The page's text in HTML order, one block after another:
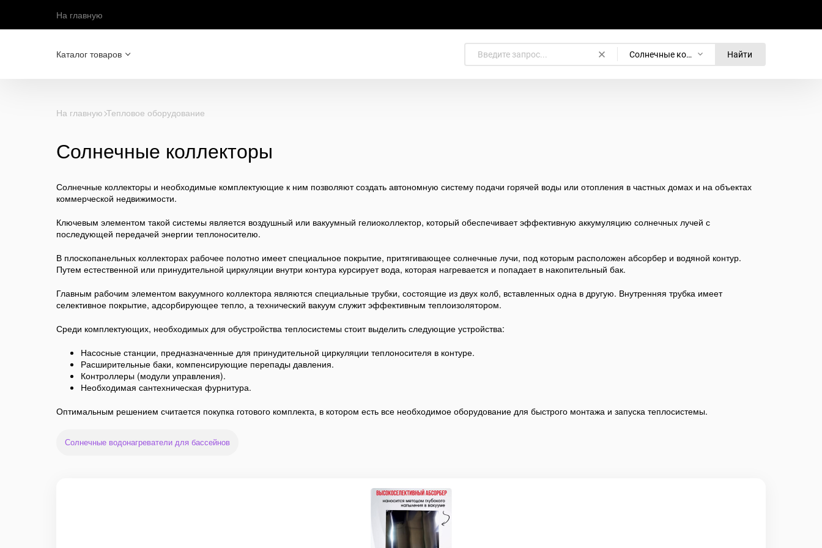
На главную
Каталог товаров Солнечные коллекторы Найти
На главную Тепловое оборудование
Солнечные коллекторы
Солнечные коллекторы и необходимые комплектующие к ним позволяют создать автономную систему подачи горячей воды или отопления в частных домах и на объектах
коммерческой недвижимости.
Ключевым элементом такой системы является воздушный или вакуумный гелиоколлектор, который обеспечивает эффективную аккумуляцию солнечных лучей с
последующей передачей энергии теплоносителю.
В плоскопанельных коллекторах рабочее полотно имеет специальное покрытие, притягивающее солнечные лучи, под которым расположен абсорбер и водяной контур.
Путем естественной или принудительной циркуляции внутри контура курсирует вода, которая нагревается и попадает в накопительный бак.
Главным рабочим элементом вакуумного коллектора являются специальные трубки, состоящие из двух колб, вставленных одна в другую. Внутренняя трубка имеет
селективное покрытие, адсорбирующее тепло, а технический вакуум служит эффективным теплоизолятором.
Среди комплектующих, необходимых для обустройства теплосистемы стоит выделить следующие устройства:
Насосные станции, предназначенные для принудительной циркуляции теплоносителя в контуре.
Расширительные баки, компенсирующие перепады давления.
Контроллеры (модули управления).
Необходимая сантехническая фурнитура.
Оптимальным решением считается покупка готового комплекта, в котором есть все необходимое оборудование для быстрого монтажа и запуска теплосистемы.
Солнечные водонагреватели для бассейнов